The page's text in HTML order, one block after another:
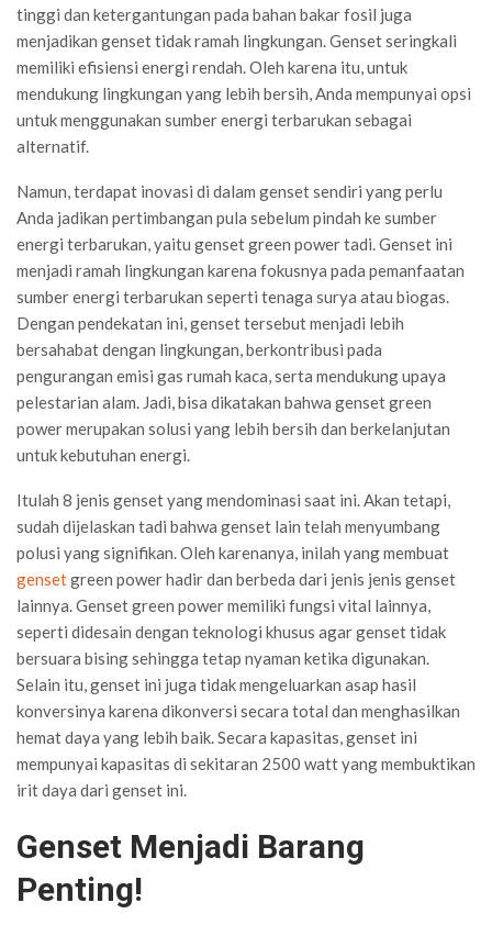
tinggi dan ketergantungan pada bahan bakar fosil juga
menjadikan genset tidak ramah lingkungan. Genset seringkali
memiliki efisiensi energi rendah. Oleh karena itu, untuk
mendukung lingkungan yang lebih bersih, Anda mempunyai opsi
untuk menggunakan sumber energi terbarukan sebagai
alternatif.
Namun, terdapat inovasi di dalam genset sendiri yang perlu
Anda jadikan pertimbangan pula sebelum pindah ke sumber
energi terbarukan, yaitu genset green power tadi. Genset ini
menjadi ramah lingkungan karena fokusnya pada pemanfaatan
sumber energi terbarukan seperti tenaga surya atau biogas.
Dengan pendekatan ini, genset tersebut menjadi lebih
bersahabat dengan lingkungan, berkontribusi pada
pengurangan emisi gas rumah kaca, serta mendukung upaya
pelestarian alam. Jadi, bisa dikatakan bahwa genset green
power merupakan solusi yang lebih bersih dan berkelanjutan
untuk kebutuhan energi.
Itulah 8 jenis genset yang mendominasi saat ini. Akan tetapi,
sudah dijelaskan tadi bahwa genset lain telah menyumbang
polusi yang signifikan. Oleh karenanya, inilah yang membuat
gensetgreen power hadir dan berbeda dari jenis jenis genset
lainnya. Genset green power memiliki fungsi vital lainnya,
seperti didesain dengan teknologi khusus agar genset tidak
bersuara bising sehingga tetap nyaman ketika digunakan.
Selain itu, genset ini juga tidak mengeluarkan asap hasil
konversinya karena dikonversi secara total dan menghasilkan
hemat daya yang lebih baik. Secara kapasitas, genset ini
mempunyai kapasitas di sekitaran 2500 watt yang membuktikan
irit daya dari genset ini.
Genset Menjadi Barang
Penting!